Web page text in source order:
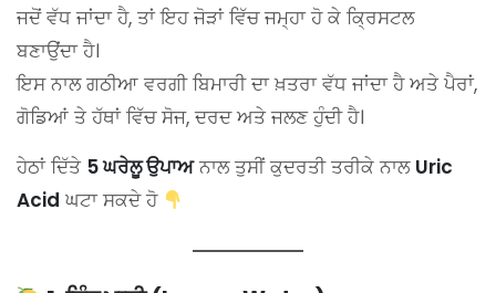
ਜਦੋਂ ਵੱਧ ਜਾਂਦਾ ਹੈ, ਤਾਂ ਇਹ ਜੋੜਾਂ ਵਿੱਚ ਜਮ੍ਹਾ ਹੋ ਕੇ ਕ੍ਰਿਸਟਲ
ਬਣਾਉਂਦਾ ਹੈ।
ਇਸ ਨਾਲ ਗਠੀਆ ਵਰਗੀ ਬਿਮਾਰੀ ਦਾ ਖ਼ਤਰਾ ਵੱਧ ਜਾਂਦਾ ਹੈ ਅਤੇ ਪੈਰਾਂ,
ਗੋਡਿਆਂ ਤੇ ਹੱਥਾਂ ਵਿੱਚ ਸੋਜ, ਦਰਦ ਅਤੇ ਜਲਣ ਹੁੰਦੀ ਹੈ।
ਹੇਠਾਂ ਦਿੱਤੇ 5 ਘਰੇਲੂ ਉਪਾਅਨਾਲ ਤੁਸੀਂ ਕੁਦਰਤੀ ਤਰੀਕੇ ਨਾਲ Uric
Acid ਘਟਾ ਸਕਦੇ ਹੋ